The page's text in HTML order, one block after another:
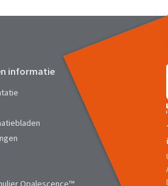
informatie
Opalescence™